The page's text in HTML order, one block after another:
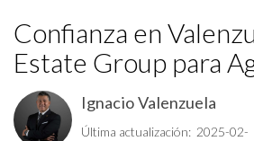
Confianza en
Estate Group para
Ignacio Valenzuela
Última actualización: 2025-02-